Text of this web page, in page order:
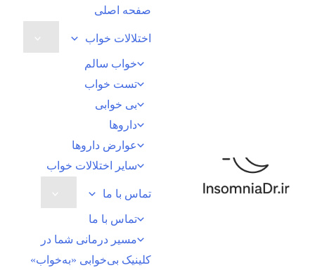
صفحه اصلی
اختلالات خواب
خواب سالم
تست خواب
بی خوابی
داروها
عوارض داروها
سایر اختلالات خواب
تماس با ما
تماس با ما
مسیر درمانی شما در
کلینیک بی‌خوابی «به‌خواب»